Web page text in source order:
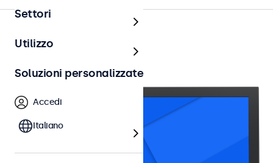
Settori
Utilizzo
Soluzioni personalizzate
Accedi
Italiano